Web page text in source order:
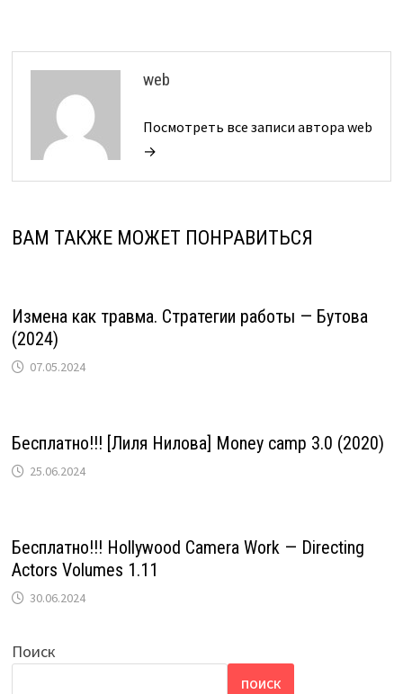
web
Посмотреть все записи автора web
→
ВАМ ТАКЖЕ МОЖЕТ ПОНРАВИТЬСЯ
Измена как травма. Стратегии работы — Бутова
(2024)
07.05.2024
Бесплатно!!! [Лиля Нилова] Money camp 3.0 (2020)
25.06.2024
Бесплатно!!! Hollywood Camera Work — Directing
Actors Volumes 1.11
30.06.2024
Поиск
ПОИСК